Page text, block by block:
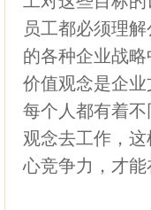
员工都必须理
的各种企业战
价值观念是企
每个人都有着
观念去工作，
心竞争力，才